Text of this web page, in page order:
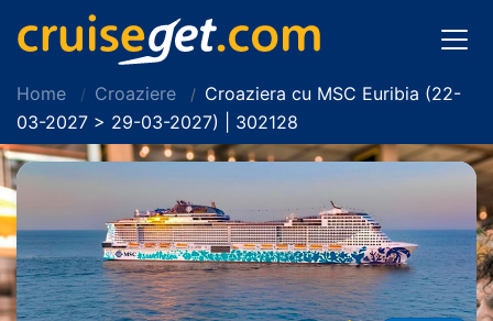
Home Croaziere
Croaziera cu MSC Euribia (22-
03-2027 > 29-03-2027) | 302128